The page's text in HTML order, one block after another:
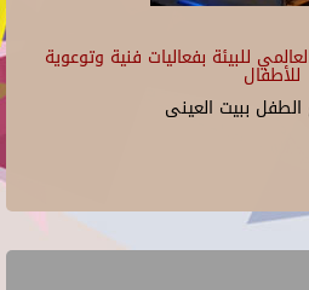
للبيئة بفعاليات فنية وتوعوية
للأطفال
الطفل ببيت العينى